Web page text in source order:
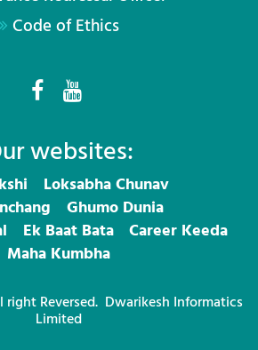
Code of Ethics
websites:
Loksabha Chunav
Ghumo Dunia
Ek Baat Bata
Career Keeda
Maha Kumbha
Reversed. Dwarikesh Informatics
Limited